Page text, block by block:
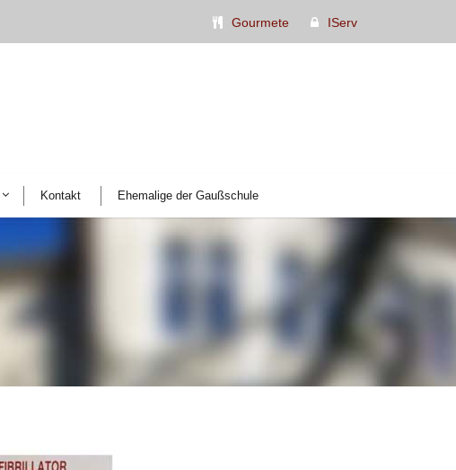
Gourmete IServ
Kontakt Ehemalige der Gaußschule